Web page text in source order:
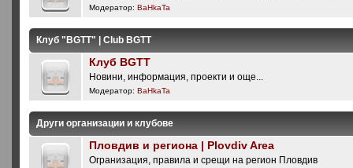
Модератор:BaHkaTa
Клуб "BGTT" | Club BGTT
Клуб BGTT
Новини, информация, проекти и още...
Модератор:BaHkaTa
Други организации и клубове
Пловдив и региона | Plovdiv Area
Огранизация, правила и срещи на регион Пловдив